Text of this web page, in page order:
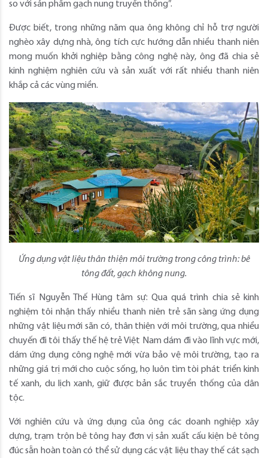
so với sản phẩm gạch nung truyền thống”.
Được biết, trong những năm qua ông không chỉ hỗ trợ người
nghèo xây dựng nhà, ông tích cực hướng dẫn nhiều thanh niên
mong muốn khởi nghiệp bằng công nghệ này, ông đã chia sẻ
kinh nghiệm nghiên cứu và sản xuất với rất nhiều thanh niên
khắp cả các vùng miền.
Ứng dụng vật liệu thân thiện môi trường trong công trình: bê
tông đất, gạch không nung.
Tiến sĩ Nguyễn Thế Hùng tâm sự: Qua quá trình chia sẻ kinh
nghiệm tôi nhận thấy nhiều thanh niên trẻ sãn sàng ứng dụng
những vật liệu mới sãn có, thân thiện với môi trường, qua nhiều
chuyến đi tôi thấy thế hệ trẻ Việt Nam dám đi vào lĩnh vực mới,
dám ứng dụng công nghệ mới vừa bảo vệ môi trường, tạo ra
những giá trị mới cho cuộc sống, họ luôn tìm tòi phát triển kinh
tế xanh, du lịch xanh, giữ được bản sắc truyền thống của dân
tộc.
Với nghiên cứu và ứng dụng của ông các doanh nghiệp xây
dựng, trạm trộn bê tông hay đơn vị sản xuất cấu kiện bê tông
đúc sẵn hoàn toàn có thể sử dụng các vật liệu thay thế cát sạch